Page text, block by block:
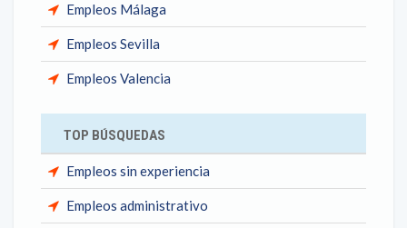
Empleos Málaga
Empleos Sevilla
Empleos Valencia
TOP BÚSQUEDAS
Empleos sin experiencia
Empleos administrativo